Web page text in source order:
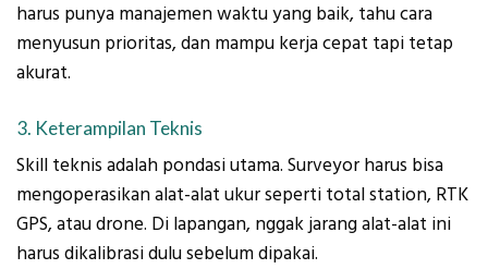
harus punya manajemen waktu yang baik, tahu cara
menyusun prioritas, dan mampu kerja cepat tapi tetap
akurat.
3. Keterampilan Teknis
Skill teknis adalah pondasi utama. Surveyor harus bisa
mengoperasikan alat-alat ukur seperti total station, RTK
GPS, atau drone. Di lapangan, nggak jarang alat-alat ini
harus dikalibrasi dulu sebelum dipakai.